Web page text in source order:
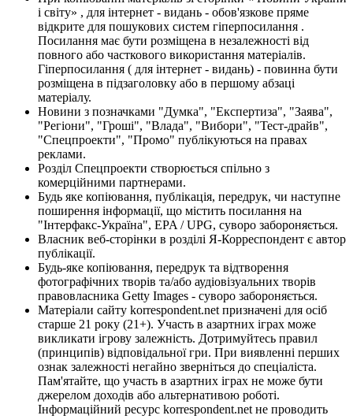
і світу» , для інтернет - видань - обов'язкове пряме
відкрите для пошукових систем гіперпосилання .
Посилання має бути розміщена в незалежності від
повного або часткового використання матеріалів.
Гіперпосилання ( для інтернет - видань) - повинна бути
розміщена в підзаголовку або в першому абзаці
матеріалу.
Новини з позначками "Думка", "Експертиза", "Заява",
"Регіони", "Гроші", "Влада", "Вибори", "Тест-драйв",
"Спецпроекти", "Промо" публікуються на правах
реклами.
Розділ Спецпроекти створюється спільно з
комерційними партнерами.
Будь яке копіювання, публікація, передрук, чи наступне
поширення інформації, що містить посилання на
"Інтерфакс-Україна", EPA / UPG, суворо забороняється.
Власник веб-сторінки в розділі Я-Корреспондент є автор
публікації.
Будь-яке копіювання, передрук та відтворення
фотографічних творів та/або аудіовізуальних творів
правовласника Getty Images - суворо забороняється.
Матеріали сайту korrespondent.net призначені для осіб
старше 21 року (21+). Участь в азартних іграх може
викликати ігрову залежність. Дотримуйтесь правил
(принципів) відповідальної гри. При виявленні перших
ознак залежності негайно зверніться до спеціаліста.
Пам'ятайте, що участь в азартних іграх не може бути
джерелом доходів або альтернативою роботі.
Інформаційний ресурс korrespondent.net не проводить